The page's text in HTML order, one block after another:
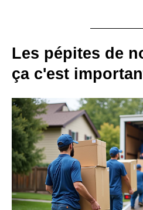
Les pépites de
ça c'est